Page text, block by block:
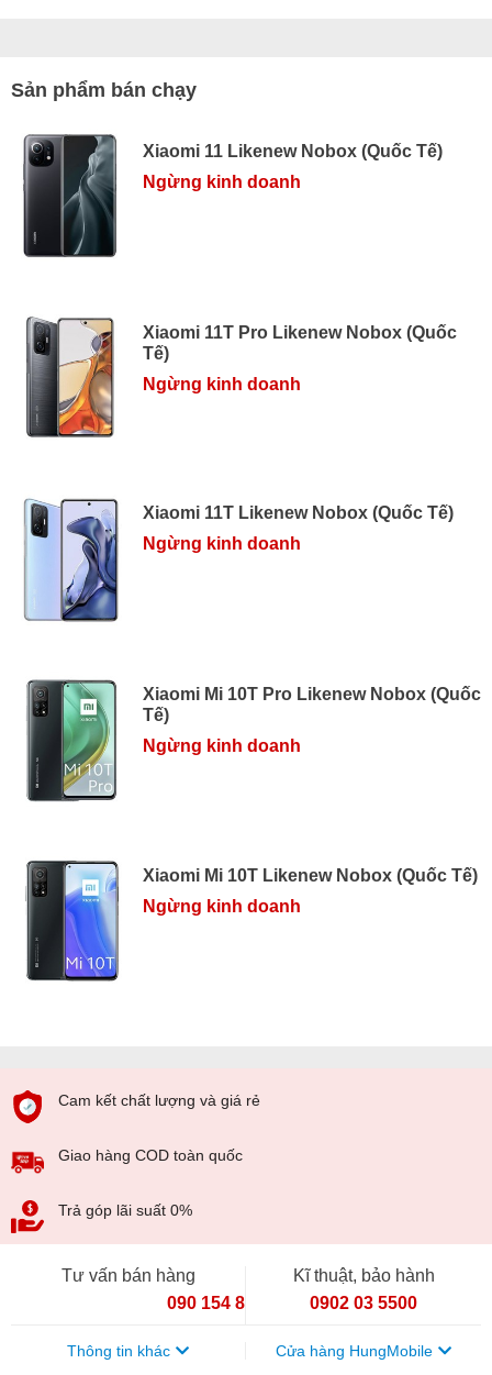
Sản phẩm bán chạy
Xiaomi 11 Likenew Nobox (Quốc Tế)
Ngừng kinh doanh
Xiaomi 11T Pro Likenew Nobox (Quốc
Tế)
Ngừng kinh doanh
Xiaomi 11T Likenew Nobox (Quốc Tế)
Ngừng kinh doanh
Xiaomi Mi 10T Pro Likenew Nobox (Quốc
Tế)
Ngừng kinh doanh
Xiaomi Mi 10T Likenew Nobox (Quốc Tế)
Ngừng kinh doanh
Cam kết chất lượng và giá rẻ
Giao hàng COD toàn quốc
Trả góp lãi suất 0%
Tư vấn bán hàng
090 154 8866
Kĩ thuật, bảo hành
0902 03 5500
Thông tin khác Cửa hàng HungMobile